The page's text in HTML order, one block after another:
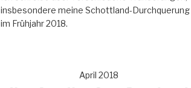
insbesondere meine Schottland-Durchquerung
im Frühjahr 2018.
April 2018